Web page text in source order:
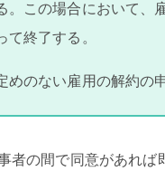
。この場合において、
て終了する。
めのない雇用の解約の
者の間で同意があれば